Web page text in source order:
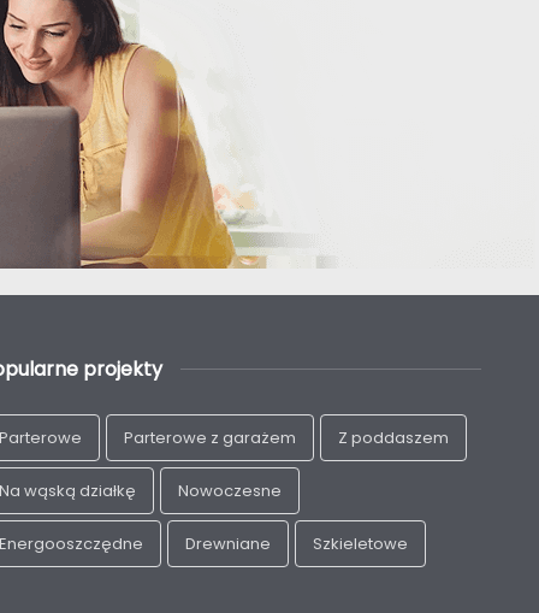
projekty
Parterowe Parterowe z garażem Z poddaszem
Na wąską działkę Nowoczesne
Energooszczędne Drewniane Szkieletowe